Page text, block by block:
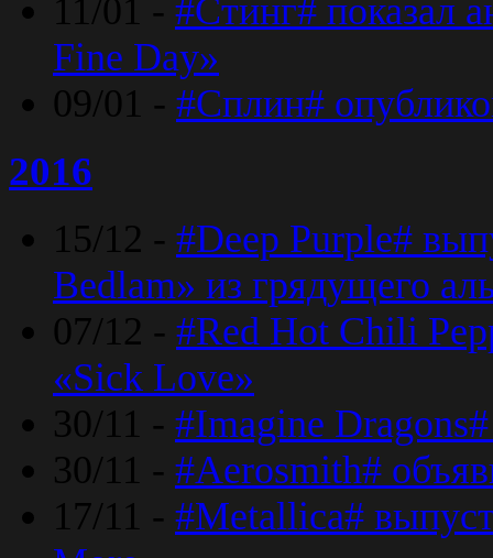
11/01 - #Стинг# показал
Fine Day»
09/01 - #Сплин#
2016
15/12 - #Deep Purple#
Bedlam» из грядущего
07/12 - #Red Hot Chili
«Sick Love»
30/11 - #Imagine
30/11 - #Aerosmith#
17/11 - #Metallica#